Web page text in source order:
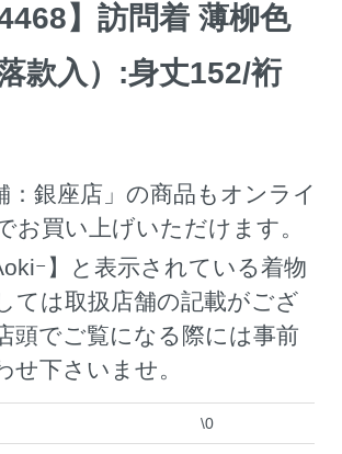
】訪問着 薄柳色
款入）:身丈152/裄
銀座店」の商品もオンライ
お買い上げいただけます。
ｰ】と表示されている着物
ては取扱店舗の記載がござ
頭でご覧になる際には事前
せ下さいませ。
\0